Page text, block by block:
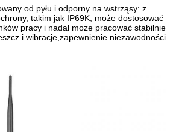
od pyłu i odporny na wstrząsy: z
takim jak IP69K, może dostosować
pracy i nadal może pracować stabilnie
i wibracje,zapewnienie niezawodności